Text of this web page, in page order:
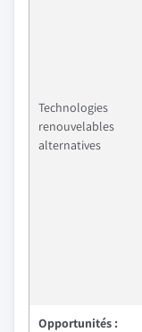
Technologies
renouvelables
alternatives
Opportunités :